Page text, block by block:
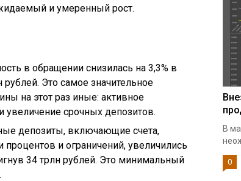
и умеренный рост.
в обращении снизилась на 3,3% в
Это самое значительное
на этот раз иные: активное
увеличение срочных депозитов.
депозиты, включающие счета,
и ограничений, увеличились
34 трлн рублей. Это минимальный
В
0